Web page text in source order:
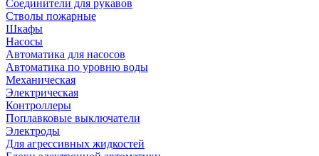
Соединители для рукавов
Стволы пожарные
Шкафы
Насосы
Автоматика для насосов
Автоматика по уровню воды
Механическая
Электрическая
Контроллеры
Поплавковые выключатели
Электроды
Для агрессивных жидкостей